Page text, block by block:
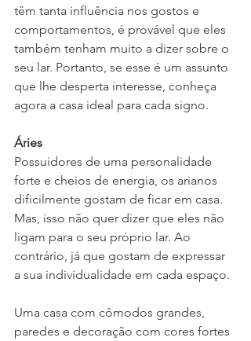
têm tanta influência nos gostos e
comportamentos, é provável que eles
também tenham muito a dizer sobre o
seu lar. Portanto, se esse é um assunto
que lhe desperta interesse, conheça
agora a casa ideal para cada signo.
Áries
Possuidores de uma personalidade
forte e cheios de energia, os arianos
dificilmente gostam de ficar em casa.
Mas, isso não quer dizer que eles não
ligam para o seu próprio lar. Ao
contrário, já que gostam de expressar
a sua individualidade em cada espaço.
Uma casa com cômodos grandes,
paredes e decoração com cores fortes